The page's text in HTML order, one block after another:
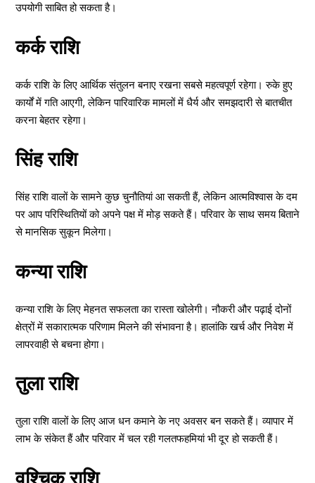
उपयोगी साबित हो सकता है।
कर्क राशि
कर्क राशि के लिए आर्थिक संतुलन बनाए रखना सबसे महत्वपूर्ण रहेगा। रुके हुए
कार्यों में गति आएगी, लेकिन पारिवारिक मामलों में धैर्य और समझदारी से बातचीत
करना बेहतर रहेगा।
सिंह राशि
सिंह राशि वालों के सामने कुछ चुनौतियां आ सकती हैं, लेकिन आत्मविश्वास के दम
पर आप परिस्थितियों को अपने पक्ष में मोड़ सकते हैं। परिवार के साथ समय बिताने
से मानसिक सुकून मिलेगा।
कन्या राशि
कन्या राशि के लिए मेहनत सफलता का रास्ता खोलेगी। नौकरी और पढ़ाई दोनों
क्षेत्रों में सकारात्मक परिणाम मिलने की संभावना है। हालांकि खर्च और निवेश में
लापरवाही से बचना होगा।
तुला राशि
तुला राशि वालों के लिए आज धन कमाने के नए अवसर बन सकते हैं। व्यापार में
लाभ के संकेत हैं और परिवार में चल रही गलतफहमियां भी दूर हो सकती हैं।
वृश्चिक राशि